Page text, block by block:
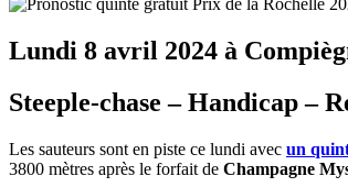
Lundi 8 avril 2024 à
Steeple-chase – Handicap –
Les sauteurs sont en piste ce lundi avec un
3800 mètres après le forfait de Champagne